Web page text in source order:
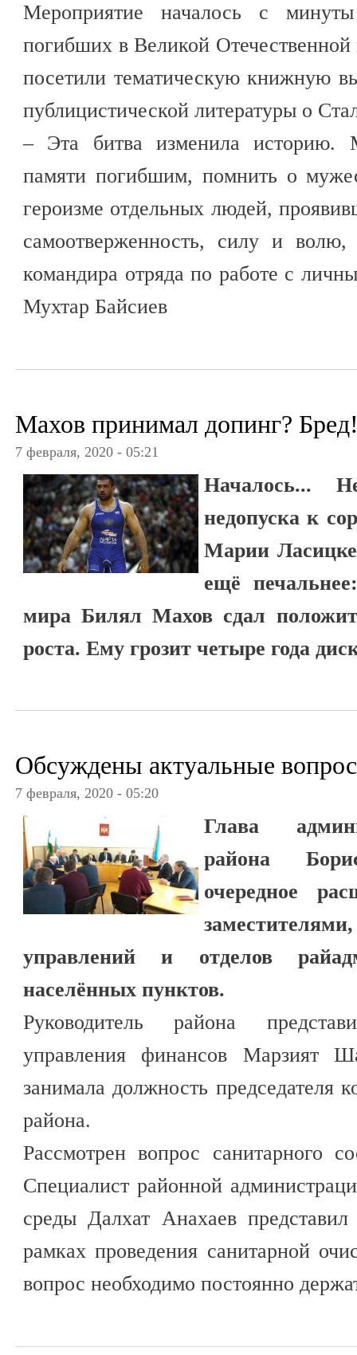
Мероприятие началось с
погибших в Великой
посетили тематическую книжную
публицистической литературы о
– Эта битва изменила историю.
памяти погибшим, помнить о
героизме отдельных людей,
самоотверженность, силу и волю,
командира отряда по работе с
Мухтар Байсиев
Махов принимал допинг?
7 февраля, 2020 - 05:21
Началось...
недопуска к
Марии
ещё
мира Билял Махов сдал
роста. Ему грозит четыре года
Обсуждены актуальные
7 февраля, 2020 - 05:20
Глава
района
очередное
управлений и отделов
населённых пунктов.
Руководитель района
управления финансов Марзият
занимала должность председателя
района.
Рассмотрен вопрос санитарного
Специалист районной
среды Далхат Анахаев
рамках проведения санитарной
вопрос необходимо постоянно